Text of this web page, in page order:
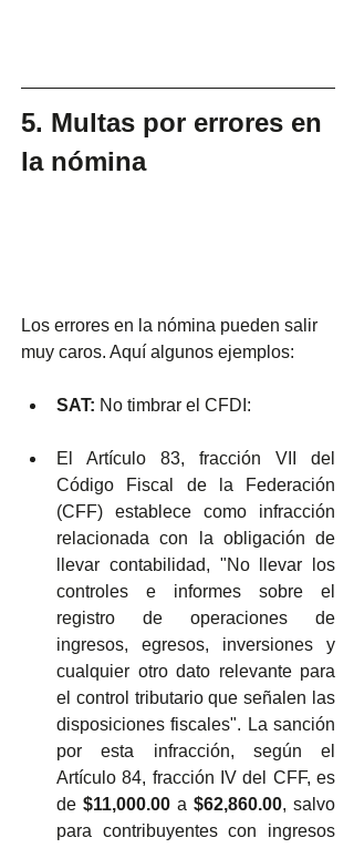
5. Multas por errores en
la nómina
Los errores en la nómina pueden salir
muy caros. Aquí algunos ejemplos:
SAT: No timbrar el CFDI:
El Artículo 83, fracción VII del
Código Fiscal de la Federación
(CFF) establece como infracción
relacionada con la obligación de
llevar contabilidad, "No llevar los
controles e informes sobre el
registro de operaciones de
ingresos, egresos, inversiones y
cualquier otro dato relevante para
el control tributario que señalen las
disposiciones fiscales". La sanción
por esta infracción, según el
Artículo 84, fracción IV del CFF, es
de $11,000.00 a $62,860.00, salvo
para contribuyentes con ingresos